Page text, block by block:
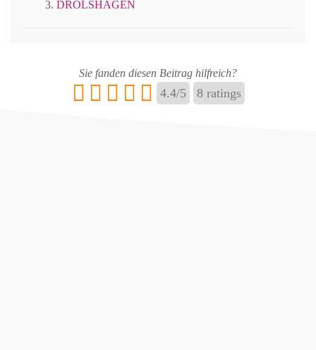
DROLSHAGEN
Sie fanden diesen Beitrag hilfreich?
4.4/5 8ratings